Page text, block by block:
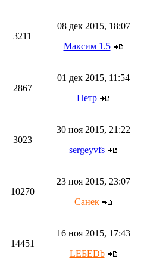
3211
08 дек 2015, 18:07
Максим 1.5
2867
01 дек 2015, 11:54
Петр
3023
30 ноя 2015, 21:22
sergeyvfs
10270
23 ноя 2015, 23:07
Санек
14451
16 ноя 2015, 17:43
LEБEDb